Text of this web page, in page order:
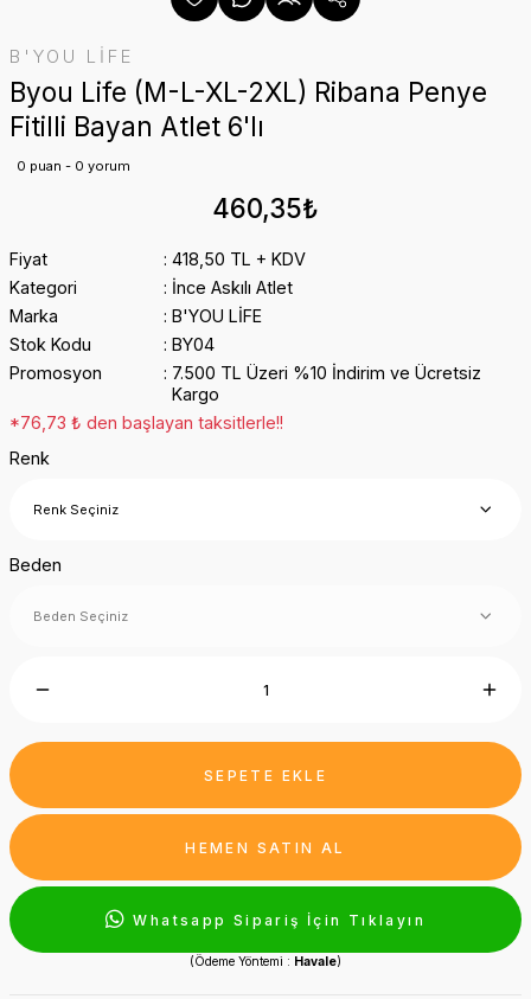
B'YOU LİFE
Byou Life (M-L-XL-2XL) Ribana Penye
Fitilli Bayan Atlet 6'lı
0 puan - 0 yorum
460,35₺
Fiyat
418,50 TL + KDV
Kategori
İnce Askılı Atlet
Marka
B'YOU LİFE
Stok Kodu
BY04
Promosyon
7.500 TL Üzeri %10 İndirim ve Ücretsiz
Kargo
*76,73 ₺ den başlayan taksitlerle!!
Renk
Beden
SEPETE EKLE
HEMEN SATIN AL
Whatsapp Sipariş İçin Tıklayın
(Ödeme Yöntemi : Havale)